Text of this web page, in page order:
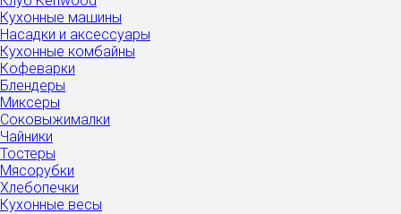
Кухонные машины
Насадки и аксессуары
Кухонные комбайны
Кофеварки
Блендеры
Миксеры
Соковыжималки
Чайники
Тостеры
Мясорубки
Хлебопечки
Кухонные весы